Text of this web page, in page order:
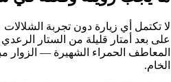
لا تكتمل أي زيارة دون تجربة
على بعد أمتار قليلة من الستار
المعاطف الحمراء الشهيرة — الزوار
الخام.